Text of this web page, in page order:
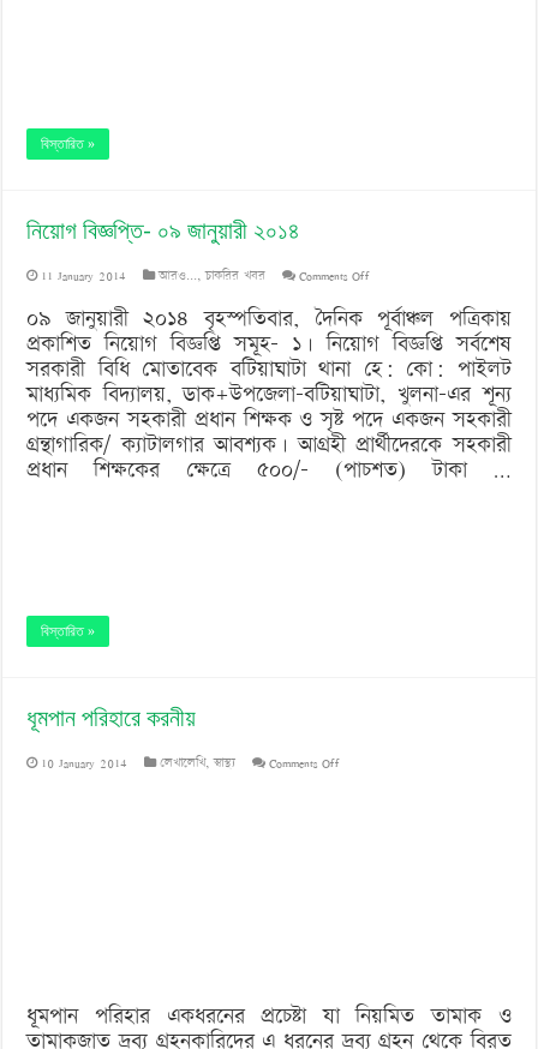
বিস্তারিত »
নিয়োগ বিজ্ঞপ্তি- ০৯ জানুয়ারী ২০১৪
11 January 2014 আরও...,চাকরির খবর Comments Offon
নিয়োগ
বিজ্ঞপ্তি-
০৯
জানুয়ারী
২০১৪
০৯ জানুয়ারী ২০১৪ বৃহস্পতিবার, দৈনিক পূর্বাঞ্চল পত্রিকায়
প্রকাশিত নিয়োগ বিজ্ঞপ্তি সমূহ- ১। নিয়োগ বিজ্ঞপ্তি সর্বশেষ
সরকারী বিধি মোতাবেক বটিয়াঘাটা থানা হে: কো: পাইলট
মাধ্যমিক বিদ্যালয়, ডাক+উপজেলা-বটিয়াঘাটা, খুলনা-এর শূন্য
পদে একজন সহকারী প্রধান শিক্ষক ও সৃষ্ট পদে একজন সহকারী
গ্রন্থাগারিক/ ক্যাটালগার আবশ্যক। আগ্রহী প্রার্থীদেরকে সহকারী
প্রধান শিক্ষকের ক্ষেত্রে ৫০০/- (পাচশত) টাকা …
বিস্তারিত »
ধূমপান পরিহারে করনীয়
10 January 2014 লেখালেখি,স্বাস্থ্য Comments Offon
ধূমপান পরিহার একধরনের প্রচেষ্টা যা নিয়মিত তামাক ও
তামাকজাত দ্রব্য গ্রহনকারিদের এ ধরনের দ্রব্য গ্রহন থেকে বিরত